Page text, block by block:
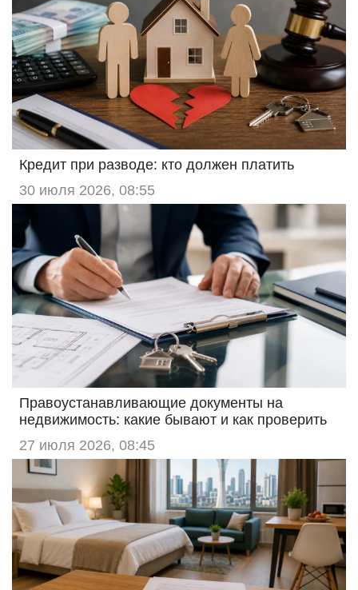
Кредит при разводе: кто должен платить
30 июля 2026, 08:55
Правоустанавливающие документы на
недвижимость: какие бывают и как проверить
27 июля 2026, 08:45